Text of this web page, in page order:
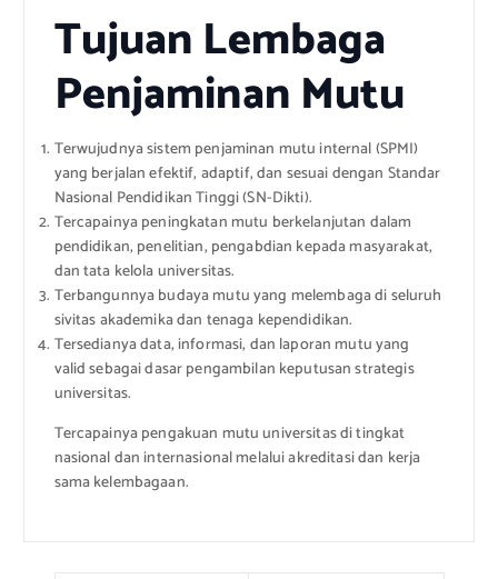
Tujuan Lembaga
Penjaminan Mutu
Terwujudnya sistem penjaminan mutu internal (SPMI)
yang berjalan efektif, adaptif, dan sesuai dengan Standar
Nasional Pendidikan Tinggi (SN-Dikti).
Tercapainya peningkatan mutu berkelanjutan dalam
pendidikan, penelitian, pengabdian kepada masyarakat,
dan tata kelola universitas.
Terbangunnya budaya mutu yang melembaga di seluruh
sivitas akademika dan tenaga kependidikan.
Tersedianya data, informasi, dan laporan mutu yang
valid sebagai dasar pengambilan keputusan strategis
universitas.
Tercapainya pengakuan mutu universitas di tingkat
nasional dan internasional melalui akreditasi dan kerja
sama kelembagaan.